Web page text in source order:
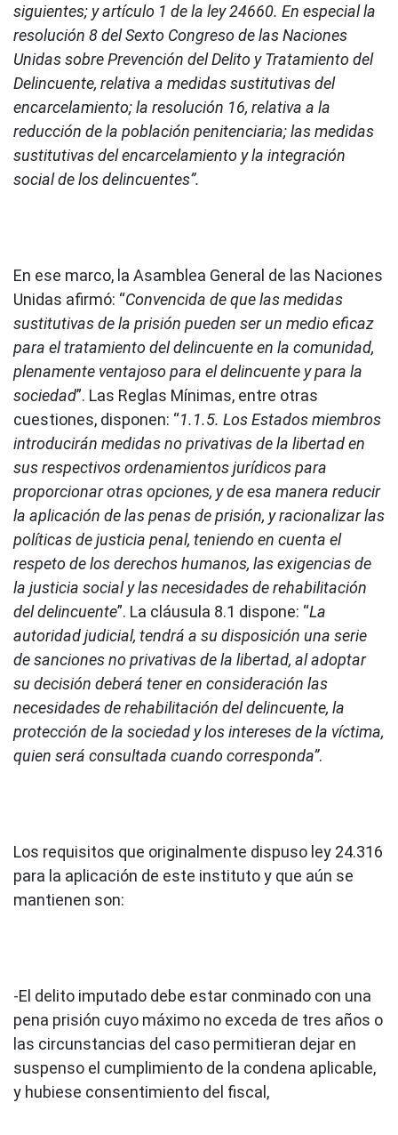
siguientes; y artículo 1 de la ley 24660. En especial la
resolución 8 del Sexto Congreso de las Naciones
Unidas sobre Prevención del Delito y Tratamiento del
Delincuente, relativa a medidas sustitutivas del
encarcelamiento; la resolución 16, relativa a la
reducción de la población penitenciaria; las medidas
sustitutivas del encarcelamiento y la integración
social de los delincuentes”.
En ese marco, la Asamblea General de las Naciones
Unidas afirmó: “Convencida de que las medidas
sustitutivas de la prisión pueden ser un medio eficaz
para el tratamiento del delincuente en la comunidad,
plenamente ventajoso para el delincuente y para la
sociedad”. Las Reglas Mínimas, entre otras
cuestiones, disponen: “1.1.5. Los Estados miembros
introducirán medidas no privativas de la libertad en
sus respectivos ordenamientos jurídicos para
proporcionar otras opciones, y de esa manera reducir
la aplicación de las penas de prisión, y racionalizar las
políticas de justicia penal, teniendo en cuenta el
respeto de los derechos humanos, las exigencias de
la justicia social y las necesidades de rehabilitación
del delincuente”. La cláusula 8.1 dispone: “La
autoridad judicial, tendrá a su disposición una serie
de sanciones no privativas de la libertad, al adoptar
su decisión deberá tener en consideración las
necesidades de rehabilitación del delincuente, la
protección de la sociedad y los intereses de la víctima,
quien será consultada cuando corresponda”.
Los requisitos que originalmente dispuso ley 24.316
para la aplicación de este instituto y que aún se
mantienen son:
-El delito imputado debe estar conminado con una
pena prisión cuyo máximo no exceda de tres años o
las circunstancias del caso permitieran dejar en
suspenso el cumplimiento de la condena aplicable,
y hubiese consentimiento del fiscal,